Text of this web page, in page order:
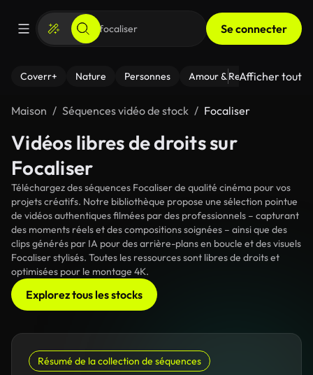
Se connecter
Coverr+ Nature Personnes Amour & Relations Le
Afficher tout
Maison Séquences vidéo de stock Focaliser
Vidéos libres de droits sur
Focaliser
Téléchargez des séquences Focaliser de qualité cinéma pour vos
projets créatifs. Notre bibliothèque propose une sélection pointue
de vidéos authentiques filmées par des professionnels – capturant
des moments réels et des compositions soignées – ainsi que des
clips générés par IA pour des arrière-plans en boucle et des visuels
Focaliser stylisés. Toutes les ressources sont libres de droits et
optimisées pour le montage 4K.
Explorez tous les stocks
Résumé de la collection de séquences